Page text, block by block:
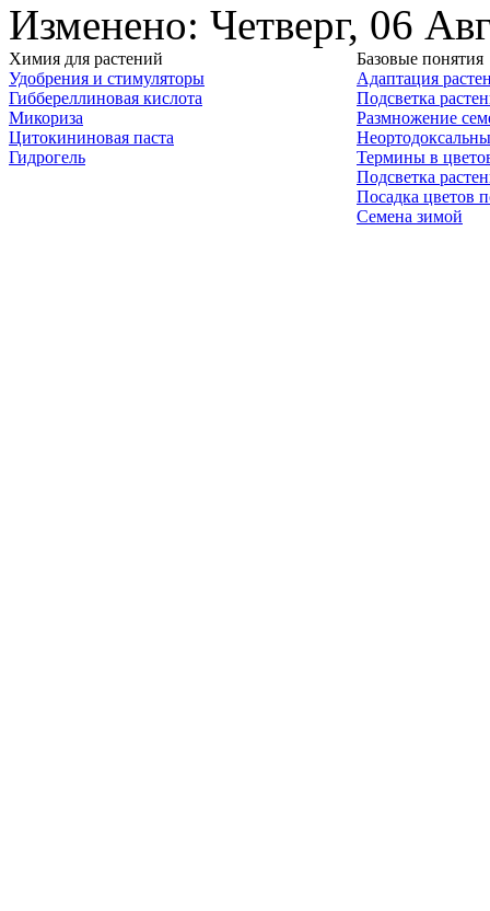
Изменено: Четверг, 06
Химия для растений
Удобрения и стимуляторы
Гиббереллиновая кислота
Микориза
Цитокининовая паста
Гидрогель
Базовые понятия
Адаптация
Подсветка
Размножение
Термины в
Подсветка
Посадка цветов
Семена зимой